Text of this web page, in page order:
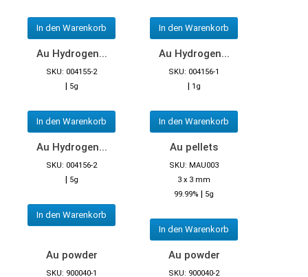
In den Warenkorb In den Warenkorb
Au Hydrogen...
SKU: 004155-2
| 5g
In den Warenkorb
Au Hydrogen...
SKU: 004156-1
| 1g
In den Warenkorb
Au Hydrogen...
SKU: 004156-2
| 5g
In den Warenkorb
Au pellets
SKU: MAU003
3 x 3 mm
99.99% | 5g
In den Warenkorb
Au powder
SKU: 900040-1
Au powder
SKU: 900040-2